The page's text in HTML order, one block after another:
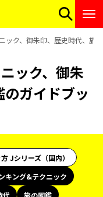
ック、御朱印、歴史時代、旅
ック、御朱
ガイドブッ
Jシリーズ（国内）
キング&テクニック
代
旅の図鑑